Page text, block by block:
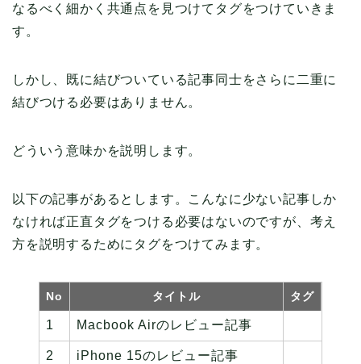
なるべく細かく共通点を見つけてタグをつけていきま
す。
しかし、既に結びついている記事同士をさらに二重に
結びつける必要はありません。
どういう意味かを説明します。
以下の記事があるとします。こんなに少ない記事しか
なければ正直タグをつける必要はないのですが、考え
方を説明するためにタグをつけてみます。
No タイトル タグ
1 Macbook Airのレビュー記事
2 iPhone 15のレビュー記事